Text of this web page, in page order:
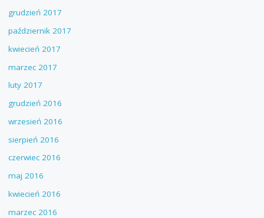
grudzień 2017
październik 2017
kwiecień 2017
marzec 2017
luty 2017
grudzień 2016
wrzesień 2016
sierpień 2016
czerwiec 2016
maj 2016
kwiecień 2016
marzec 2016